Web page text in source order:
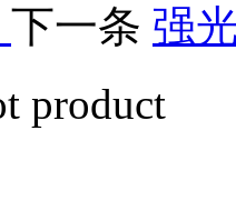
下一条 强
product